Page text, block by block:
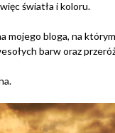
światła i koloru.
mojego bloga, na
barw oraz